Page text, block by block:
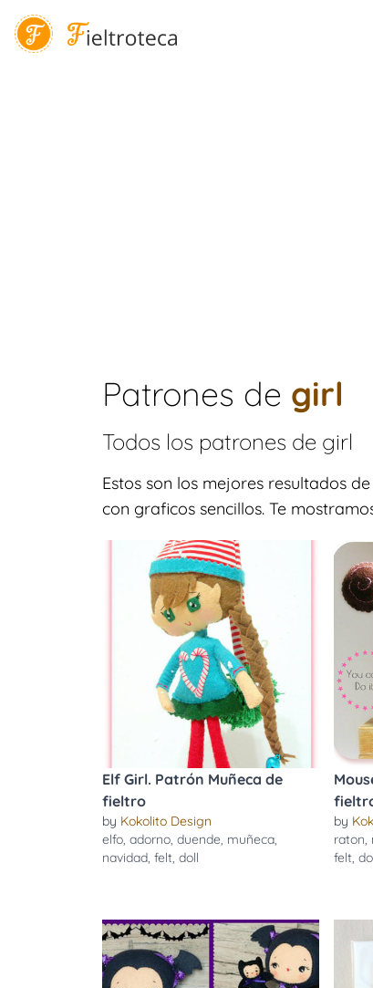
Patrones de girl
Todos los patrones de girl
Estos son los mejores resultados
con graficos sencillos. Te
Elf Girl. Patrón Muñeca de
fieltro
by Kokolito Design
elfo, adorno, duende, muñeca,
navidad, felt, doll
by
raton,
felt,